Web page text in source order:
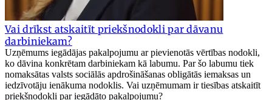
Vai drīkst atskaitīt priekšnodokli par dāvanu
darbiniekam?
Uzņēmums iegādājas pakalpojumu ar pievienotās vērtības nodokli,
ko dāvina konkrētam darbiniekam kā labumu. Par šo labumu tiek
nomaksātas valsts sociālās apdrošināšanas obligātās iemaksas un
iedzīvotāju ienākuma nodoklis. Vai uzņēmumam ir tiesības atskaitīt
priekšnodokli par iegādāto pakalpojumu?